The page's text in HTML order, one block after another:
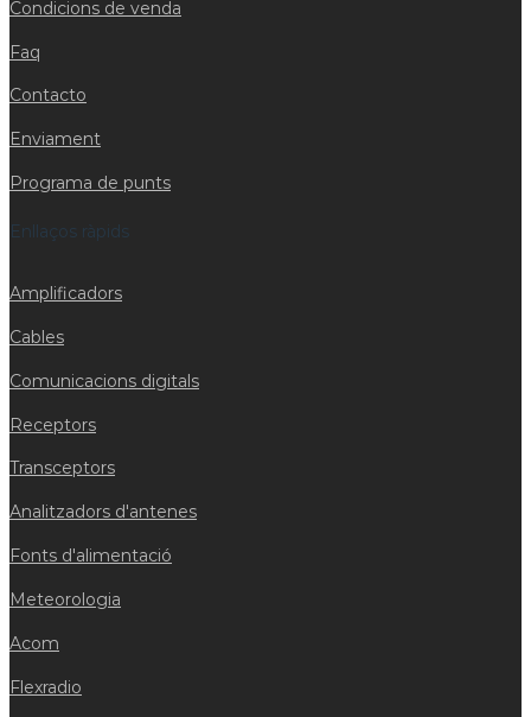
Condicions de venda
Faq
Contacto
Enviament
Programa de punts
Enllaços ràpids
Amplificadors
Cables
Comunicacions digitals
Receptors
Transceptors
Analitzadors d'antenes
Fonts d'alimentació
Meteorologia
Acom
Flexradio